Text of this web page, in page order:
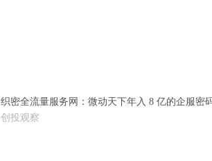
织密全流量服务网：微动天下年入 8 亿的企服密
创投观察